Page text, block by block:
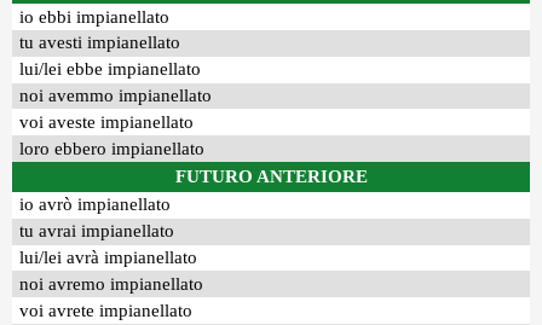
io ebbi impianellato
tu avesti impianellato
lui/lei ebbe impianellato
noi avemmo impianellato
voi aveste impianellato
loro ebbero impianellato
FUTURO ANTERIORE
io avrò impianellato
tu avrai impianellato
lui/lei avrà impianellato
noi avremo impianellato
voi avrete impianellato